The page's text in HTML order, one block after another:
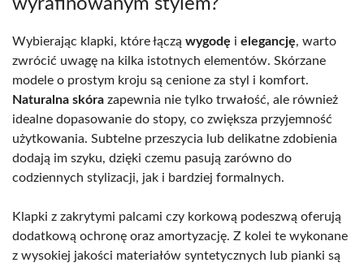
wyrafinowanym stylem?
Wybierając klapki, które łączą wygodę i elegancję, warto
zwrócić uwagę na kilka istotnych elementów. Skórzane
modele o prostym kroju są cenione za styl i komfort.
Naturalna skóra zapewnia nie tylko trwałość, ale również
idealne dopasowanie do stopy, co zwiększa przyjemność
użytkowania. Subtelne przeszycia lub delikatne zdobienia
dodają im szyku, dzięki czemu pasują zarówno do
codziennych stylizacji, jak i bardziej formalnych.
Klapki z zakrytymi palcami czy korkową podeszwą oferują
dodatkową ochronę oraz amortyzację. Z kolei te wykonane
z wysokiej jakości materiałów syntetycznych lub pianki są